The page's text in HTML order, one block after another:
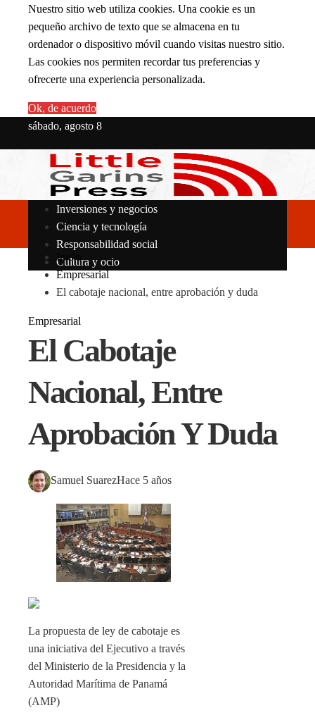
Nuestro sitio web utiliza cookies. Una cookie es un
pequeño archivo de texto que se almacena en tu
ordenador o dispositivo móvil cuando visitas nuestro sitio.
Las cookies nos permiten recordar tus preferencias y
ofrecerte una experiencia personalizada.
Ok, de acuerdo
sábado, agosto 8
Inversiones y negocios
Ciencia y tecnología
Responsabilidad social
Cultura y ocio
Inicio
Empresarial
El cabotaje nacional, entre aprobación y duda
Empresarial
El Cabotaje
Nacional, Entre
Aprobación Y Duda
Samuel SuarezHace 5 años
La propuesta de ley de cabotaje es
una iniciativa del Ejecutivo a través
del Ministerio de la Presidencia y la
Autoridad Marítima de Panamá
(AMP)